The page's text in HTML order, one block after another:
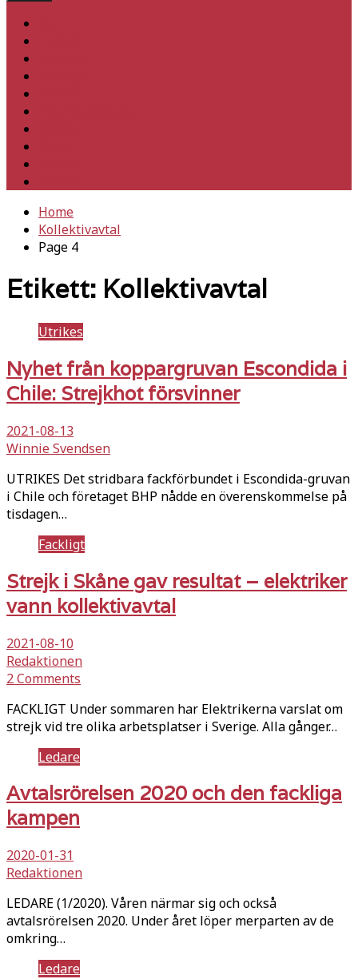
Home
Kollektivavtal
Page 4
Etikett: Kollektivavtal
Utrikes
Nyhet från koppargruvan Escondida i
Chile: Strejkhot försvinner
2021-08-13
Winnie Svendsen
UTRIKES Det stridbara fackförbundet i Escondida-gruvan
i Chile och företaget BHP nådde en överenskommelse på
tisdagen…
Fackligt
Strejk i Skåne gav resultat – elektriker
vann kollektivavtal
2021-08-10
Redaktionen
2 Comments
FACKLIGT Under sommaren har Elektrikerna varslat om
strejk vid tre olika arbetsplatser i Sverige. Alla gånger…
Ledare
Avtalsrörelsen 2020 och den fackliga
kampen
2020-01-31
Redaktionen
LEDARE (1/2020). Våren närmar sig och också
avtalsrörelsen 2020. Under året löper merparten av de
omkring…
Ledare